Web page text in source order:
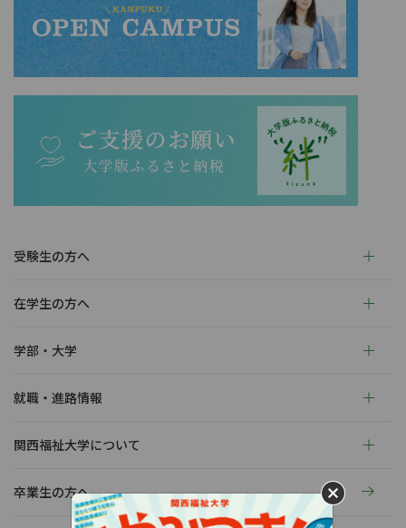
受験生の方へ
在学生の方へ
学部・大学
就職・進路情報
関西福祉大学について
卒業生の方へ